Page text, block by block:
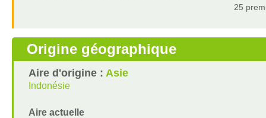
25
Origine géographique
Aire d'origine : Asie
Indonésie
Aire actuelle